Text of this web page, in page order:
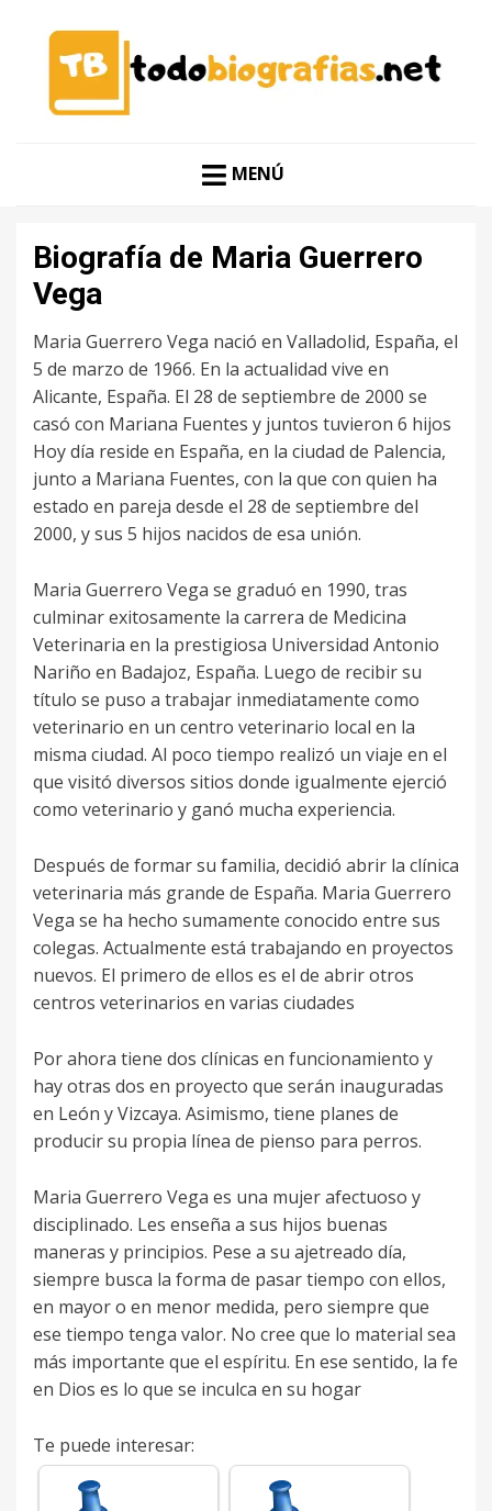
TODO BIOGRAFÍAS
MENÚ
Biografía de Maria Guerrero
Vega
Maria Guerrero Vega nació en Valladolid, España, el
5 de marzo de 1966. En la actualidad vive en
Alicante, España. El 28 de septiembre de 2000 se
casó con Mariana Fuentes y juntos tuvieron 6 hijos
Hoy día reside en España, en la ciudad de Palencia,
junto a Mariana Fuentes, con la que con quien ha
estado en pareja desde el 28 de septiembre del
2000, y sus 5 hijos nacidos de esa unión.
Maria Guerrero Vega se graduó en 1990, tras
culminar exitosamente la carrera de Medicina
Veterinaria en la prestigiosa Universidad Antonio
Nariño en Badajoz, España. Luego de recibir su
título se puso a trabajar inmediatamente como
veterinario en un centro veterinario local en la
misma ciudad. Al poco tiempo realizó un viaje en el
que visitó diversos sitios donde igualmente ejerció
como veterinario y ganó mucha experiencia.
Después de formar su familia, decidió abrir la clínica
veterinaria más grande de España. Maria Guerrero
Vega se ha hecho sumamente conocido entre sus
colegas. Actualmente está trabajando en proyectos
nuevos. El primero de ellos es el de abrir otros
centros veterinarios en varias ciudades
Por ahora tiene dos clínicas en funcionamiento y
hay otras dos en proyecto que serán inauguradas
en León y Vizcaya. Asimismo, tiene planes de
producir su propia línea de pienso para perros.
Maria Guerrero Vega es una mujer afectuoso y
disciplinado. Les enseña a sus hijos buenas
maneras y principios. Pese a su ajetreado día,
siempre busca la forma de pasar tiempo con ellos,
en mayor o en menor medida, pero siempre que
ese tiempo tenga valor. No cree que lo material sea
más importante que el espíritu. En ese sentido, la fe
en Dios es lo que se inculca en su hogar
Te puede interesar: